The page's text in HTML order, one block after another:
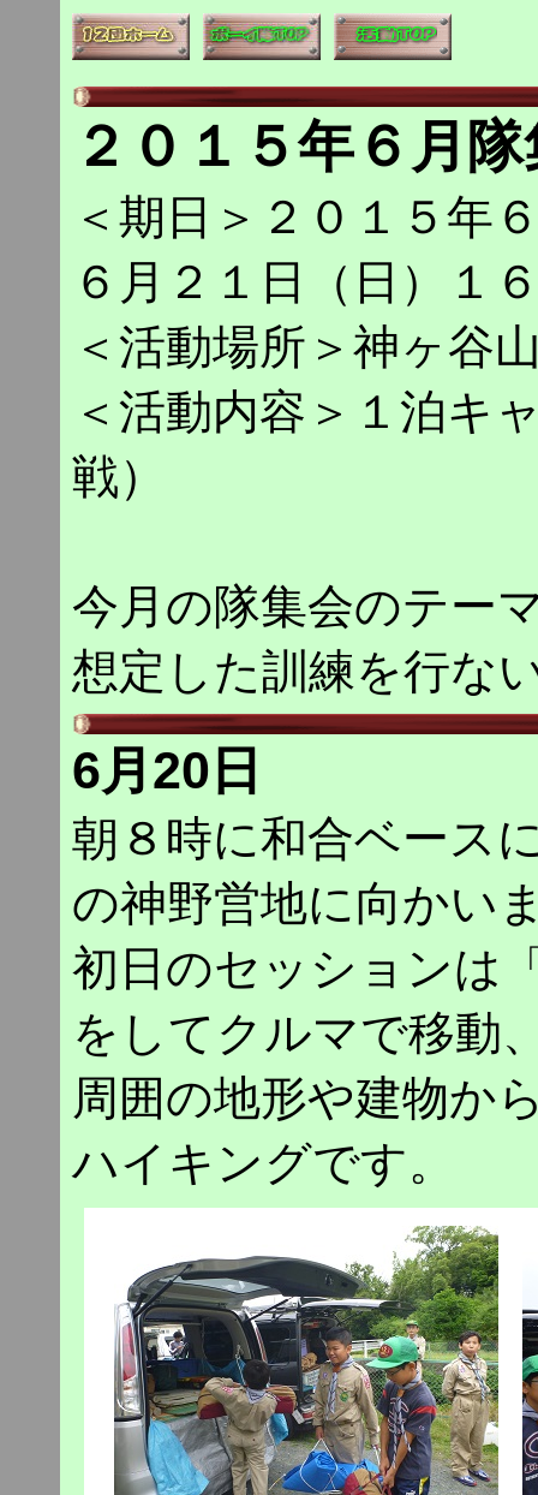
２０１５年６月
＜期日＞２０１５年
６月２１日（日）１
＜活動場所＞神ヶ谷
＜活動内容＞１泊キ
戦）
今月の隊集会のテー
想定した訓練を行な
6月20日
朝８時に和合ベース
の神野営地に向かい
初日のセッションは
をしてクルマで移動
周囲の地形や建物か
ハイキングです。